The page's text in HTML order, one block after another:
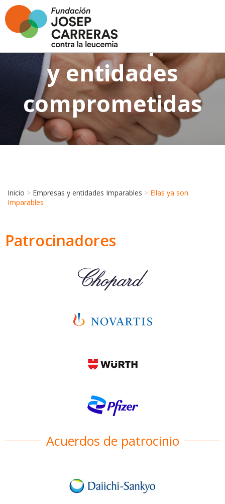
Nuestras empresas
y entidades
comprometidas
Inicio > Empresas y entidades Imparables > Ellas ya son
Imparables
Patrocinadores
Acuerdos de patrocinio